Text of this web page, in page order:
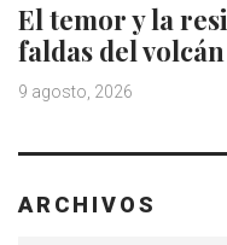
El temor y la
faldas del
9 agosto, 2026
ARCHIVOS